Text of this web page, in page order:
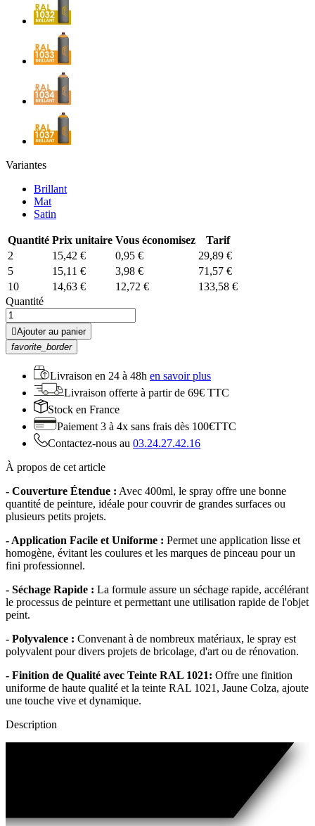
Variantes
Brillant
Mat
Satin
Quantité Prix unitaire Vous économisez
Tarif
2
15,42 € 0,95 €
29,89 €
5
15,11 € 3,98 €
71,57 €
10
14,63 € 12,72 €
133,58 €
Quantité
Ajouter au panier
favorite_border
Livraison en 24 à 48h en savoir plus
Livraison offerte à partir de 69€ TTC
Stock en France
Paiement 3 à 4x sans frais dès 100€TTC
Contactez-nous au 03.24.27.42.16
À propos de cet article
- Couverture Étendue : Avec 400ml, le spray offre une bonne
quantité de peinture, idéale pour couvrir de grandes surfaces ou
plusieurs petits projets.
- Application Facile et Uniforme : Permet une application lisse et
homogène, évitant les coulures et les marques de pinceau pour un
fini professionnel.
- Séchage Rapide : La formule assure un séchage rapide, accélérant
le processus de peinture et permettant une utilisation rapide de l'objet
peint.
- Polyvalence : Convenant à de nombreux matériaux, le spray est
polyvalent pour divers projets de bricolage, d'art ou de rénovation.
- Finition de Qualité avec Teinte RAL 1021: Offre une finition
uniforme de haute qualité et la teinte RAL 1021, Jaune Colza, ajoute
une touche vive et dynamique.
Description